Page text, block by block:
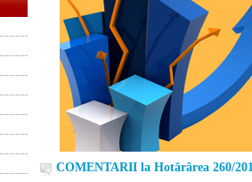
COMENTARII la Hotărârea 260/